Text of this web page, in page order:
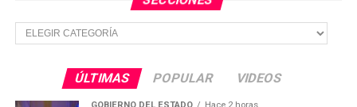
43 armas largas.
1,246 cartuchos de diferentes calibres.
240 cargadores.
Secciones
ÚLTIMAS POPULAR VIDEOS